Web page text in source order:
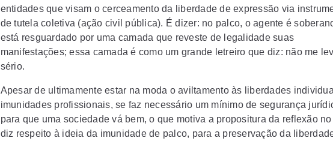
entidades que visam o cerceamento da liberdade de expressão via
de tutela coletiva (ação civil pública). É dizer: no palco, o agente é
está resguardado por uma camada que reveste de legalidade suas
manifestações; essa camada é como um grande letreiro que diz: não me
sério.
Apesar de ultimamente estar na moda o aviltamento às liberdades
imunidades profissionais, se faz necessário um mínimo de segurança
para que uma sociedade vá bem, o que motiva a propositura da reflexão
diz respeito à ideia da imunidade de palco, para a preservação da